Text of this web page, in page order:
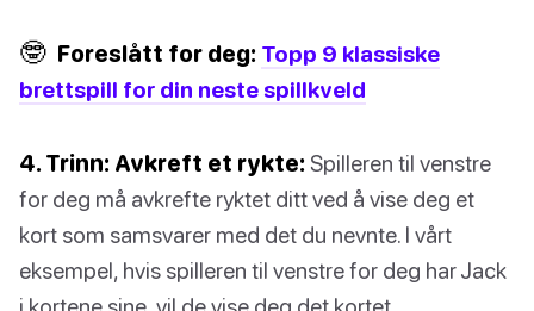
🤓 Foreslått for deg: Topp 9 klassiske
brettspill for din neste spillkveld
4. Trinn: Avkreft et rykte: Spilleren til venstre
for deg må avkrefte ryktet ditt ved å vise deg et
kort som samsvarer med det du nevnte. I vårt
eksempel, hvis spilleren til venstre for deg har Jack